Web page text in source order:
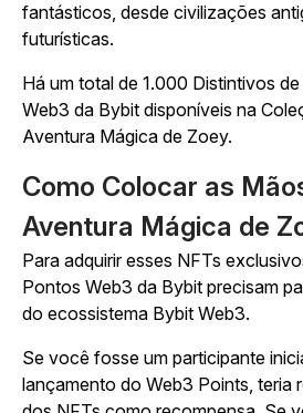
fantásticos, desde civilizações
futurísticas.
Há um total de 1.000 Distintivos
Web3 da Bybit disponíveis na
Aventura Mágica de Zoey.
Como Colocar as
Aventura Mágica de
Para adquirir esses NFTs
Pontos Web3 da Bybit precisam
do ecossistema Bybit Web3.
Se você fosse um participante
lançamento do Web3 Points, teria